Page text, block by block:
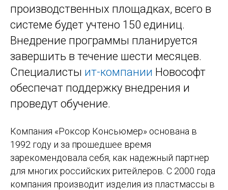
производственных площадках, всего в
системе будет учтено 150 единиц.
Внедрение программы планируется
завершить в течение шести месяцев.
Специалисты ит-компании Новософт
обеспечат поддержку внедрения и
проведут обучение.
Компания «Роксор Консьюмер» основана в
1992 году и за прошедшее время
зарекомендовала себя, как надежный партнер
для многих российских ритейлеров. С 2000 года
компания производит изделия из пластмассы в